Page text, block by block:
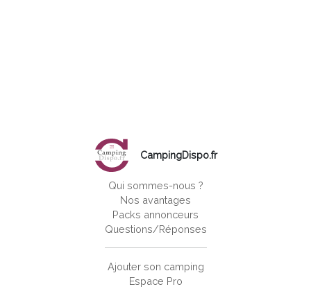
CampingDispo.fr
Qui sommes-nous ?
Nos avantages
Packs annonceurs
Questions/Réponses
Ajouter son camping
Espace Pro